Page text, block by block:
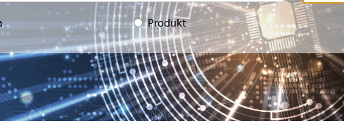
Produkt